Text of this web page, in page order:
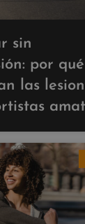
sin
por qué
las